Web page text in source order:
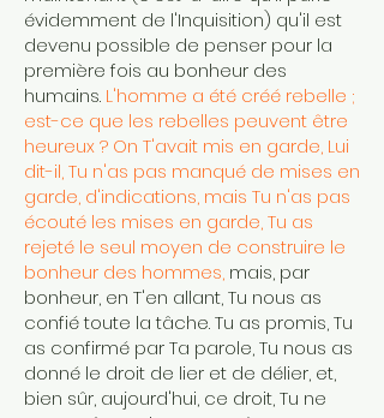
évidemment de l'Inquisition) qu'il est
devenu possible de penser pour la
première fois au bonheur des
humains. L'homme a été créé rebelle ;
est-ce que les rebelles peuvent être
heureux ? On T'avait mis en garde, Lui
dit-il, Tu n'as pas manqué de mises en
garde, d'indications, mais Tu n'as pas
écouté les mises en garde, Tu as
rejeté le seul moyen de construire le
bonheur des hommes, mais, par
bonheur, en T'en allant, Tu nous as
confié toute la tâche. Tu as promis, Tu
as confirmé par Ta parole, Tu nous as
donné le droit de lier et de délier, et,
bien sûr, aujourd'hui, ce droit, Tu ne